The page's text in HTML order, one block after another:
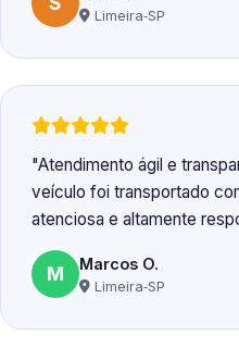
Limeira‑SP
Atendimento ágil e
veículo foi transportado
atenciosa e altamente
M Marcos O.
Limeira‑SP